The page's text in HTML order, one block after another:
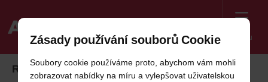
Menu
Reklamace nenačtených mil
Zásady používání souborů Cookie
Soubory cookie používáme proto, abychom vám mohli
zobrazovat nabídky na míru a vylepšovat uživatelskou